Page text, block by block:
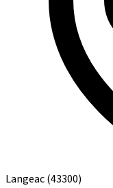
Langeac(43300)